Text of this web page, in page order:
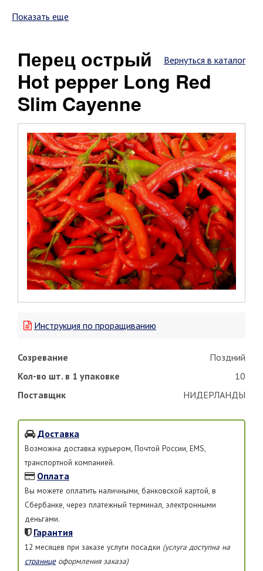
Показать еще
Вернуться в каталог
Перец острый
Hot pepper Long Red
Slim Cayenne
Инструкция по проращиванию
Созревание
Поздний
Кол-во шт. в 1 упаковке
10
Поставщик
НИДЕРЛАНДЫ
Доставка
Возможна доставка курьером, Почтой России, EMS,
транспортной компанией.
Оплата
Вы можете оплатить наличными, банковской картой, в
Сбербанке, через платежный терминал, электронными
деньгами.
Гарантия
12 месяцев при заказе услуги посадки (услуга доступна на
страницеоформления заказа)